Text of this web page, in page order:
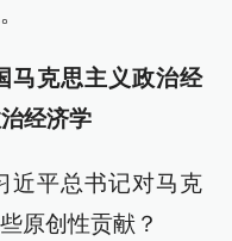
马克思主义政治经
经济学
近平总书记对马克
原创性贡献？